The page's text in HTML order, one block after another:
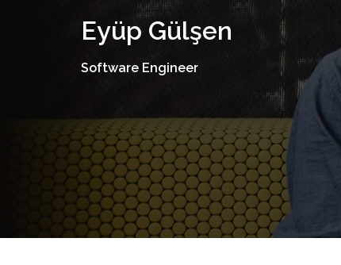
Eyüp Gülşen
Software Engineer